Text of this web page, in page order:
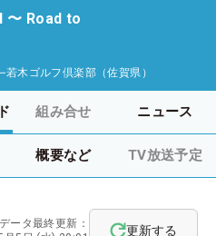
〜 Road to
若木ゴルフ倶楽部（佐賀県）
組み合せ ニュース
概要など TV放送予定
データ最終更新：
更新する